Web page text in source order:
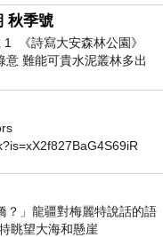
秋季號
1 《詩寫大安森林公園》
意 難能可貴水泥叢林多出
？」龍疆對梅麗特說話的語
眺望大海和懸崖